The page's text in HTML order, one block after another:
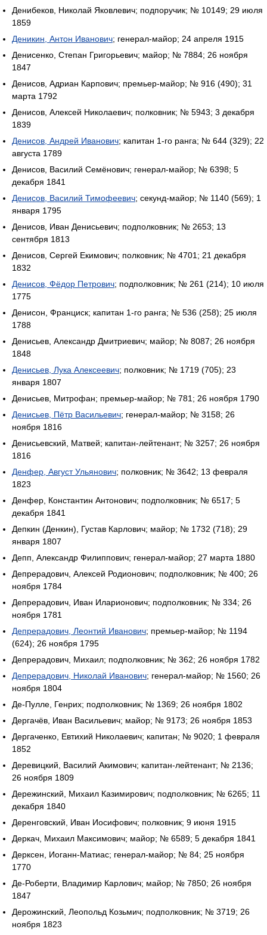
Денибеков, Николай Яковлевич; подпоручик; № 10149; 29 июля
1859
Деникин, Антон Иванович; генерал-майор; 24 апреля 1915
Денисенко, Степан Григорьевич; майор; № 7884; 26 ноября
1847
Денисов, Адриан Карпович; премьер-майор; № 916 (490); 31
марта 1792
Денисов, Алексей Николаевич; полковник; № 5943; 3 декабря
1839
Денисов, Андрей Иванович; капитан 1-го ранга; № 644 (329); 22
августа 1789
Денисов, Василий Семёнович; генерал-майор; № 6398; 5
декабря 1841
Денисов, Василий Тимофеевич; секунд-майор; № 1140 (569); 1
января 1795
Денисов, Иван Денисьевич; подполковник; № 2653; 13
сентября 1813
Денисов, Сергей Екимович; полковник; № 4701; 21 декабря
1832
Денисов, Фёдор Петрович; подполковник; № 261 (214); 10 июля
1775
Денисон, Франциск; капитан 1-го ранга; № 536 (258); 25 июля
1788
Денисьев, Александр Дмитриевич; майор; № 8087; 26 ноября
1848
Денисьев, Лука Алексеевич; полковник; № 1719 (705); 23
января 1807
Денисьев, Митрофан; премьер-майор; № 781; 26 ноября 1790
Денисьев, Пётр Васильевич; генерал-майор; № 3158; 26
ноября 1816
Денисьевский, Матвей; капитан-лейтенант; № 3257; 26 ноября
1816
Денфер, Август Ульянович; полковник; № 3642; 13 февраля
1823
Денфер, Константин Антонович; подполковник; № 6517; 5
декабря 1841
Депкин (Денкин), Густав Карлович; майор; № 1732 (718); 29
января 1807
Депп, Александр Филиппович; генерал-майор; 27 марта 1880
Депрерадович, Алексей Родионович; подполковник; № 400; 26
ноября 1784
Депрерадович, Иван Иларионович; подполковник; № 334; 26
ноября 1781
Депрерадович, Леонтий Иванович; премьер-майор; № 1194
(624); 26 ноября 1795
Депрерадович, Михаил; подполковник; № 362; 26 ноября 1782
Депрерадович, Николай Иванович; генерал-майор; № 1560; 26
ноября 1804
Де-Пулле, Генрих; подполковник; № 1369; 26 ноября 1802
Дергачёв, Иван Васильевич; майор; № 9173; 26 ноября 1853
Дергаченко, Евтихий Николаевич; капитан; № 9020; 1 февраля
1852
Деревицкий, Василий Акимович; капитан-лейтенант; № 2136;
26 ноября 1809
Дережинский, Михаил Казимирович; подполковник; № 6265; 11
декабря 1840
Деренговский, Иван Иосифович; полковник; 9 июня 1915
Деркач, Михаил Максимович; майор; № 6589; 5 декабря 1841
Дерксен, Иоганн-Матиас; генерал-майор; № 84; 25 ноября
1770
Де-Роберти, Владимир Карлович; майор; № 7850; 26 ноября
1847
Дерожинский, Леопольд Козьмич; подполковник; № 3719; 26
ноября 1823